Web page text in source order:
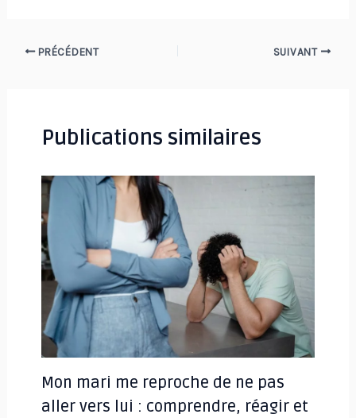
Navigation
PRÉCÉDENT SUIVANT
Publications similaires
Mon mari me reproche de ne pas
aller vers lui : comprendre, réagir et